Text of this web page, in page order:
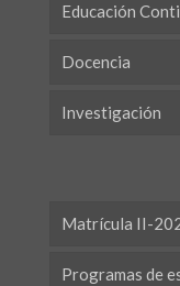
Educación
Docencia
Investigación
Matrícula II-
Programas de